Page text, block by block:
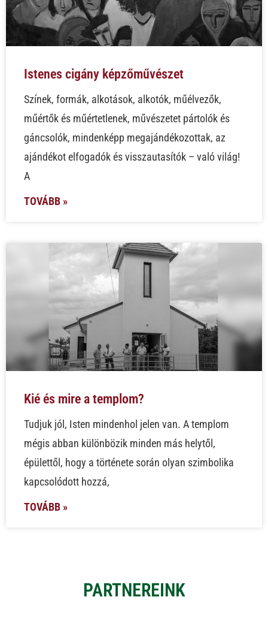
Istenes cigány képzőművészet
Színek, formák, alkotások, alkotók, műélvezők,
műértők és műértetlenek, művészetet pártolók és
gáncsolók, mindenképp megajándékozottak, az
ajándékot elfogadók és visszautasítók – való világ!
A
TOVÁBB »
Kié és mire a templom?
Tudjuk jól, Isten mindenhol jelen van. A templom
mégis abban különbözik minden más helytől,
épülettől, hogy a története során olyan szimbolika
kapcsolódott hozzá,
TOVÁBB »
PARTNEREINK